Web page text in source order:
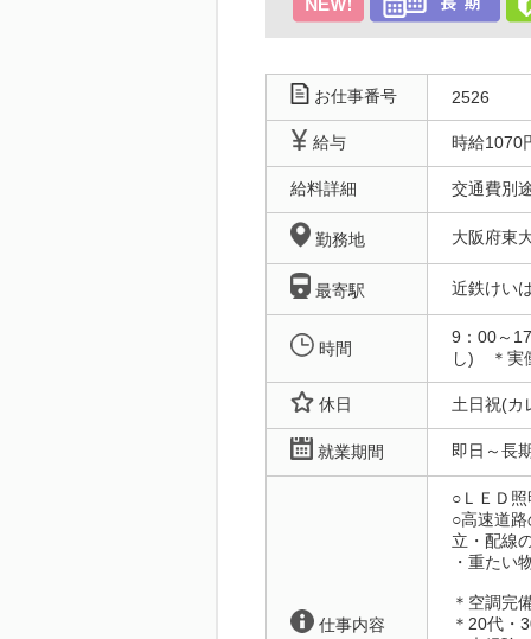
お仕事番号 2526
給与 時給1070
給料詳細 交通費別
勤務地 大阪府東
最寄駅 近鉄けい
時間
9：00～
し) ＊実
休日 土日祝(
就業期間 即日～
仕事内容
○ＬＥＤ
○高速道
立・配線
・重たい
＊空調完
＊20代・